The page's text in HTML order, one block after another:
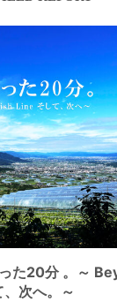
た20分 。～
次へ。～